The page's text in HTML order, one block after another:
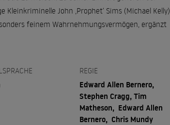
John ‚Prophet‘ Sims (Michael Kelly).
feinem Wahrnehmungsvermögen, ergänzt
REGIE
Edward Allen Bernero,
Stephen Cragg, Tim
Matheson, Edward Allen
Bernero, Chris Mundy